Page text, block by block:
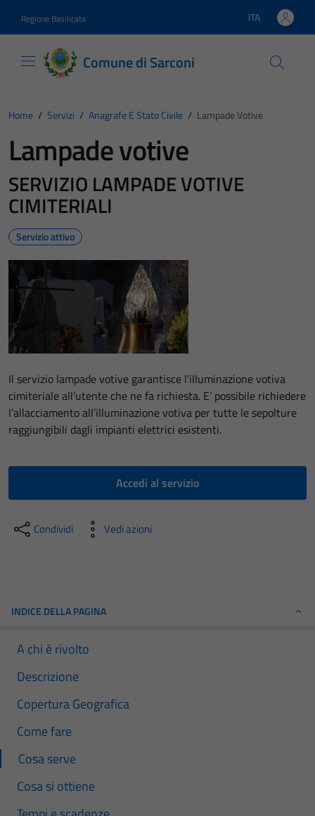
Regione Basilicata Lingua attiva:
ITA
Comune di Sarconi
Home / Servizi / Anagrafe E Stato Civile / Lampade Votive
Lampade votive
SERVIZIO LAMPADE VOTIVE
CIMITERIALI
Servizio attivo
Il servizio lampade votive garantisce l’illuminazione votiva
cimiteriale all’utente che ne fa richiesta. E’ possibile richiedere
l’allacciamento all’illuminazione votiva per tutte le sepolture
raggiungibili dagli impianti elettrici esistenti.
Accedi al servizio
Condividi Vedi azioni
INDICE DELLA PAGINA
A chi è rivolto
Descrizione
Copertura Geografica
Come fare
Cosa serve
Cosa si ottiene